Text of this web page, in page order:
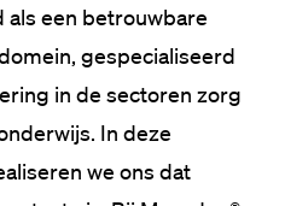
als een betrouwbare
gespecialiseerd
in de sectoren zorg
In deze
we ons dat